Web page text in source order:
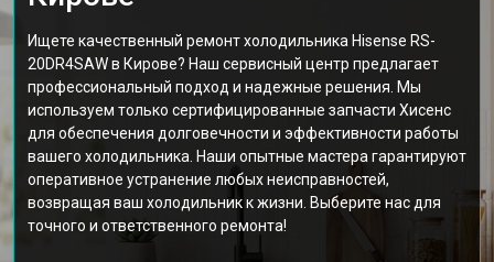
Ищете качественный ремонт холодильника Hisense RS-
20DR4SAW в Кирове? Наш сервисный центр предлагает
профессиональный подход и надежные решения. Мы
используем только сертифицированные запчасти Хисенс
для обеспечения долговечности и эффективности работы
вашего холодильника. Наши опытные мастера гарантируют
оперативное устранение любых неисправностей,
возвращая ваш холодильник к жизни. Выберите нас для
точного и ответственного ремонта!